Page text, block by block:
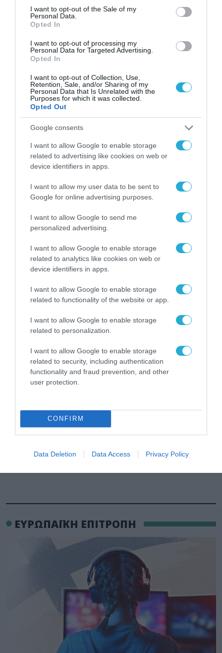
consent section.
I want to opt-out of the Sale of my
Personal Data.
Opted In
I want to opt-out of processing my
Personal Data for Targeted Advertising.
Opted In
I want to opt-out of Collection, Use,
Retention, Sale, and/or Sharing of my
Personal Data that Is Unrelated with the
Purposes for which it was collected.
Opted Out
Google consents
I want to allow Google to enable storage
related to advertising like cookies on web or
device identifiers in apps.
I want to allow my user data to be sent to
Google for online advertising purposes.
I want to allow Google to send me
personalized advertising.
I want to allow Google to enable storage
related to analytics like cookies on web or
device identifiers in apps.
I want to allow Google to enable storage
related to functionality of the website or app.
I want to allow Google to enable storage
related to personalization.
I want to allow Google to enable storage
related to security, including authentication
functionality and fraud prevention, and other
user protection.
CONFIRM
Data Deletion Data Access Privacy Policy
ΡΟΗ ΕΙΔΗΣΕΩΝ
από την ΕΕ έργο “The
Gaming Police”
ενισχύει την ασφάλεια
των παιδιών στο
διαδίκτυο
31.07.2026
ΑΑΔΕ: Διευκρινίσεις
παραβάσεις που
αφορούν τους ΦΗΜ
31.07.2026
Σ. Καλαφάτης: «Η
Τεχνητή Νοημοσύνη
δεν είναι απλώς μια
νέα τεχνολογία, είναι
μια νέα βιομηχανική
επανάσταση»
31.07.2026
για τη χρηματοδότηση
των ελληνικών
επιχειρήσεων στον
31.07.2026
Η πιο ταξιδιάρικη
καλοκαιριού έχει την
υπογραφή της Xiaomi
31.07.2026
ΟΛΗ Η ΡΟΗ ΕΙΔΗΣΕΩΝ
ΕΥΡΩΠΑΪΚΗ ΕΠΙΤΡΟΠΗ